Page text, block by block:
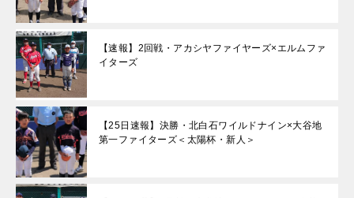
【速報】2回戦・アカシヤファイヤーズ×エルムファ
イターズ
【25日速報】決勝・北白石ワイルドナイン×大谷地
第一ファイターズ＜太陽杯・新人＞